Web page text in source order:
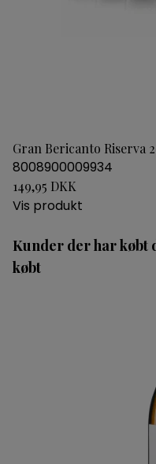
Gran Bericanto Riserva
8008900009934
149,95 DKK
Vis produkt
Kunder der har købt
købt